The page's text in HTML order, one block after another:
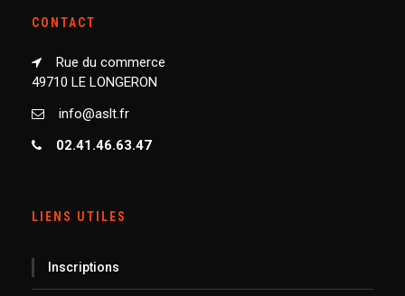
CONTACT
Rue du commerce
49710 LE LONGERON
info@aslt.fr
02.41.46.63.47
LIENS UTILES
Inscriptions